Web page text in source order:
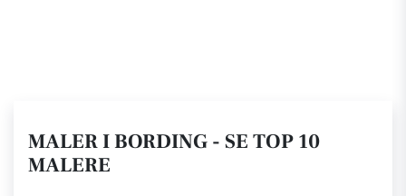
MALER I BORDING - SE TOP 10
MALERE